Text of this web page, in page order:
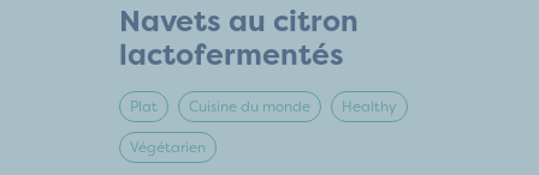
Navets au citron
lactofermentés
Plat Cuisine du monde Healthy
Végétarien